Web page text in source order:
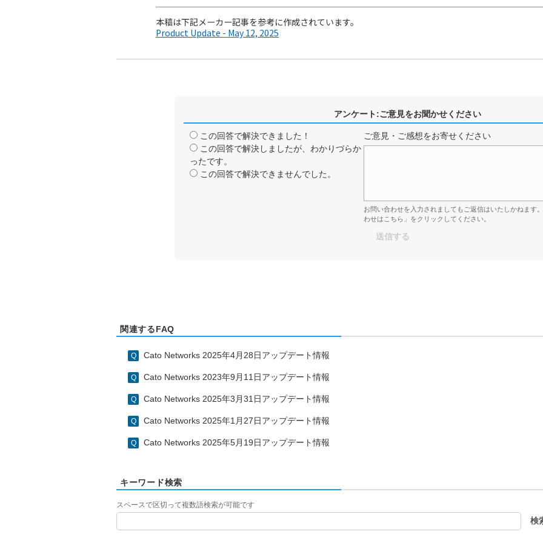
本稿は下記メーカー記事を参考に作成されています。
Product Update - May 12, 2025
アンケート:ご意見をお聞かせください
この回答で解決できました！
この回答で解決しましたが、わかりづらか
ったです。
この回答で解決できませんでした。
ご意見・ご感想をお寄せください
お問い合わせを入力されましてもご返信はいたしかねます
わせはこちら」をクリックしてください。
関連するFAQ
Cato Networks 2025年4月28日アップデート情報
Cato Networks 2023年9月11日アップデート情報
Cato Networks 2025年3月31日アップデート情報
Cato Networks 2025年1月27日アップデート情報
Cato Networks 2025年5月19日アップデート情報
キーワード検索
スペースで区切って複数語検索が可能です